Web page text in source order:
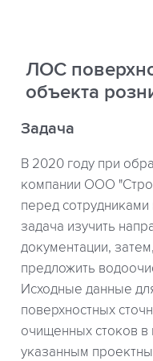
ЛОС
объекта
Задача
В 2020 году при
компании ООО
перед
задача изучить
документации,
предложить
Исходные данные
поверхностных
очищенных стоков в
указанным